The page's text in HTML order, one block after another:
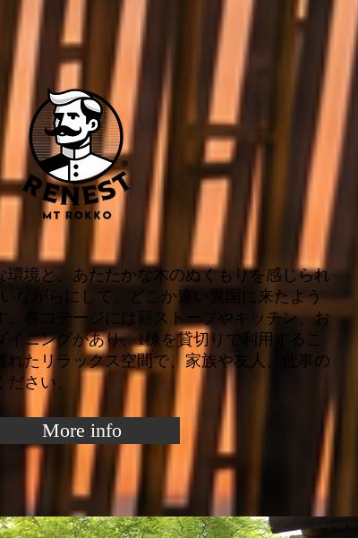
環境と、あたたかな木のぬくもりを感じられ
ながらにして、どこか遠い異国に来たよう
。各コテージには薪ストーブやキッチン、お
イニングがあり、1棟を貸切りで利用するこ
れたリラックス空間で、家族や友人、仕事の
さい。
More info